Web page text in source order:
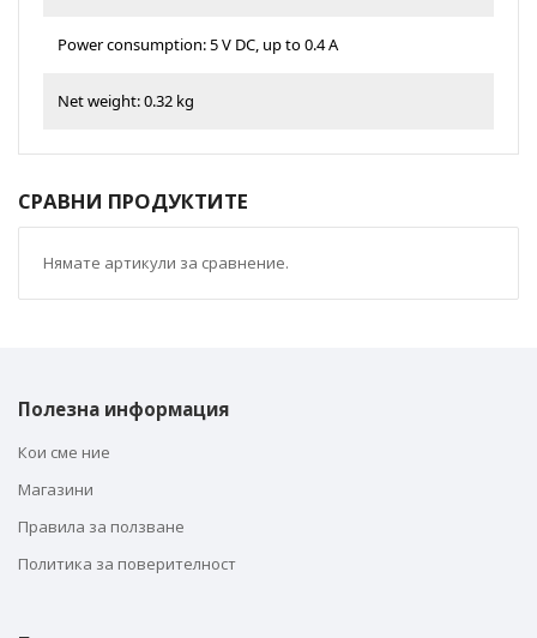
Power consumption: 5 V DC, up to 0.4 A
Net weight: 0.32 kg
СРАВНИ ПРОДУКТИТЕ
Нямате артикули за сравнение.
Полезна информация
Кои сме ние
Магазини
Правила за ползване
Политика за поверителност